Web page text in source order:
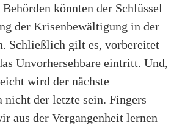
könnten der Schlüssel
der Krisenbewältigung in der
Schließlich gilt es, vorbereitet
Unvorhersehbare eintritt. Und,
wird der nächste
nicht der letzte sein. Fingers
aus der Vergangenheit lernen –